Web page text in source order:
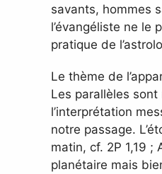
savants, hommes
l’évangéliste ne le
pratique de
Le thème de
Les parallèles sont
l’interprétation
notre passage.
matin, cf. 2P 1,19
planétaire mais